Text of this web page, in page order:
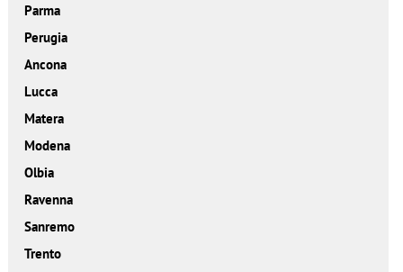
Parma
Perugia
Ancona
Lucca
Matera
Modena
Olbia
Ravenna
Sanremo
Trento